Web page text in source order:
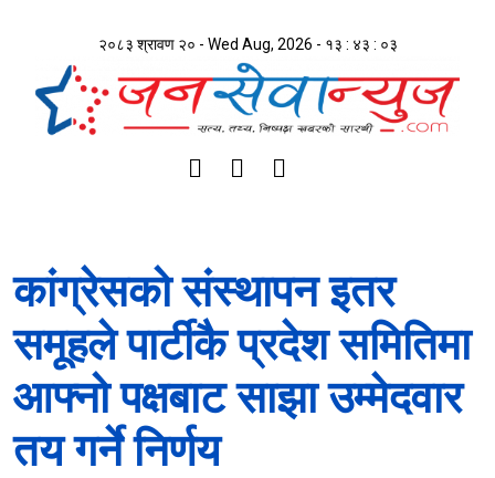
२०८३ श्रावण २० - Wed Aug, 2026 - १३ : ४३ : ०३
कांग्रेसको संस्थापन इतर
समूहले पार्टीकै प्रदेश समितिमा
आफ्नो पक्षबाट साझा उम्मेदवार
तय गर्ने निर्णय